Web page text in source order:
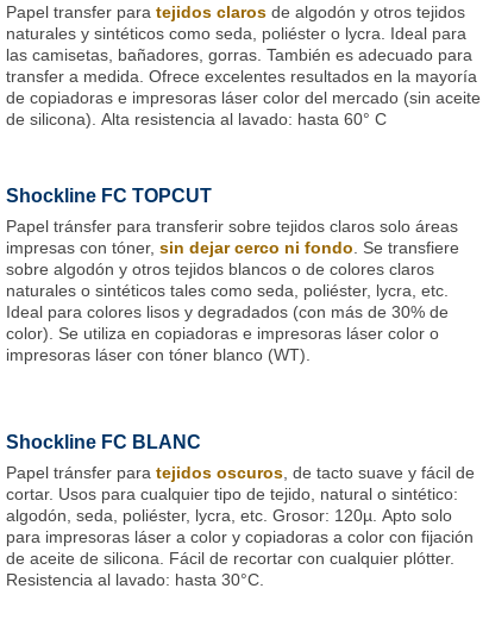
Papel transfer para tejidos claros de algodón y otros tejidos
naturales y sintéticos como seda, poliéster o lycra. Ideal para
las camisetas, bañadores, gorras. También es adecuado para
transfer a medida. Ofrece excelentes resultados en la mayoría
de copiadoras e impresoras láser color del mercado (sin aceite
de silicona). Alta resistencia al lavado: hasta 60° C
Shockline FC TOPCUT
Papel tránsfer para transferir sobre tejidos claros solo áreas
impresas con tóner, sin dejar cerco ni fondo . Se transfiere
sobre algodón y otros tejidos blancos o de colores claros
naturales o sintéticos tales como seda, poliéster, lycra, etc.
Ideal para colores lisos y degradados (con más de 30% de
color). Se utiliza en copiadoras e impresoras láser color o
impresoras láser con tóner blanco (WT).
Shockline FC BLANC
Papel tránsfer para tejidos oscuros , de tacto suave y fácil de
cortar. Usos para cualquier tipo de tejido, natural o sintético:
algodón, seda, poliéster, lycra, etc. Grosor: 120µ. Apto solo
para impresoras láser a color y copiadoras a color con fijación
de aceite de silicona. Fácil de recortar con cualquier plótter.
Resistencia al lavado: hasta 30°C.